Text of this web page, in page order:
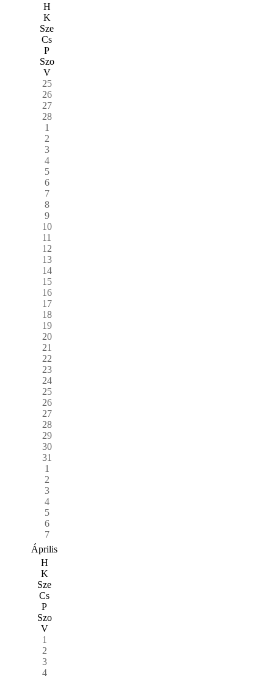
H
K
Sze
Cs
P
Szo
V
25
26
27
28
1
2
3
4
5
6
7
8
9
10
11
12
13
14
15
16
17
18
19
20
21
22
23
24
25
26
27
28
29
30
31
1
2
3
4
5
6
7
Április
H
K
Sze
Cs
P
Szo
V
1
2
3
4